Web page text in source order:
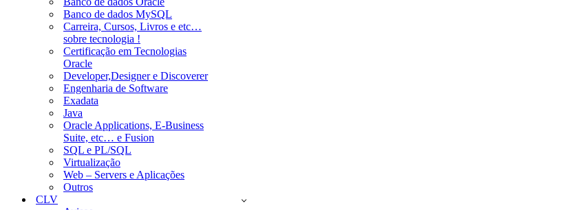
Banco de dados MySQL
Carreira, Cursos, Livros e etc…
sobre tecnologia !
Certificação em Tecnologias
Oracle
Developer,Designer e Discoverer
Engenharia de Software
Exadata
Java
Oracle Applications, E-Business
Suite, etc… e Fusion
SQL e PL/SQL
Virtualização
Web – Servers e Aplicações
Outros
CLV